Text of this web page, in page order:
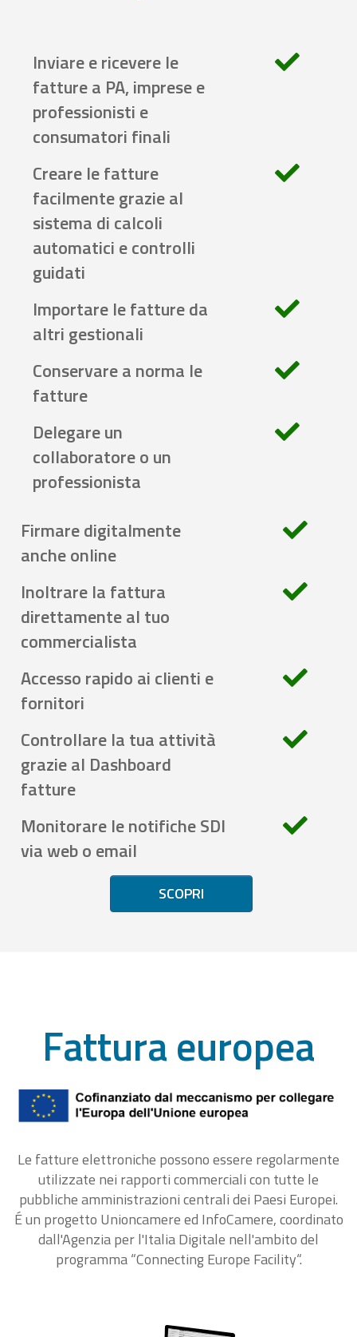
Inviare e ricevere le
fatture a PA, imprese e
professionisti e
consumatori finali
Creare le fatture
facilmente grazie al
sistema di calcoli
automatici e controlli
guidati
Importare le fatture da
altri gestionali
Conservare a norma le
fatture
Delegare un
collaboratore o un
professionista
Firmare digitalmente
anche online
Inoltrare la fattura
direttamente al tuo
commercialista
Accesso rapido ai clienti e
fornitori
Controllare la tua attività
grazie al Dashboard
fatture
Monitorare le notifiche SDI
via web o email
SCOPRI
Fattura europea
Le fatture elettroniche possono essere regolarmente
utilizzate nei rapporti commerciali con tutte le
pubbliche amministrazioni centrali dei Paesi Europei.
É un progetto Unioncamere ed InfoCamere, coordinato
dall'Agenzia per l'Italia Digitale nell'ambito del
programma “Connecting Europe Facility“.